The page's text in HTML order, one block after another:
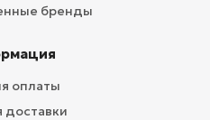
бренды
оплаты
доставки